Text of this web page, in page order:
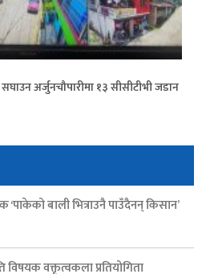
अर्जुनचौपारीमा १३ सीसीटीभी जडान
बाली भित्राउनै पाउँदैनन् किसान’
विषयक वक्तृत्वकला प्रतियोगिता